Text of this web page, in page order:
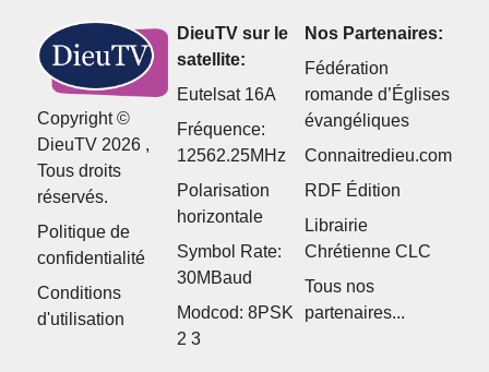
Copyright ©
DieuTV 2026 ,
Tous droits
réservés.
Politique de
confidentialité
Conditions
d'utilisation
DieuTV sur le
satellite:
Eutelsat 16A
Fréquence:
12562.25MHz
Polarisation
horizontale
Symbol Rate:
30MBaud
Modcod: 8PSK
2 3
Nos Partenaires:
Fédération
romande d’Églises
évangéliques
Connaitredieu.com
RDF Édition
Librairie
Chrétienne CLC
Tous nos
partenaires...